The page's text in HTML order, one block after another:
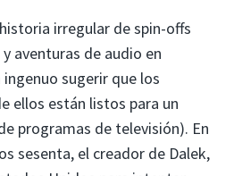
irregular de spin-offs
aventuras de audio en
sugerir que los
ellos están listos para un
programas de televisión). En
sesenta, el creador de Dalek,